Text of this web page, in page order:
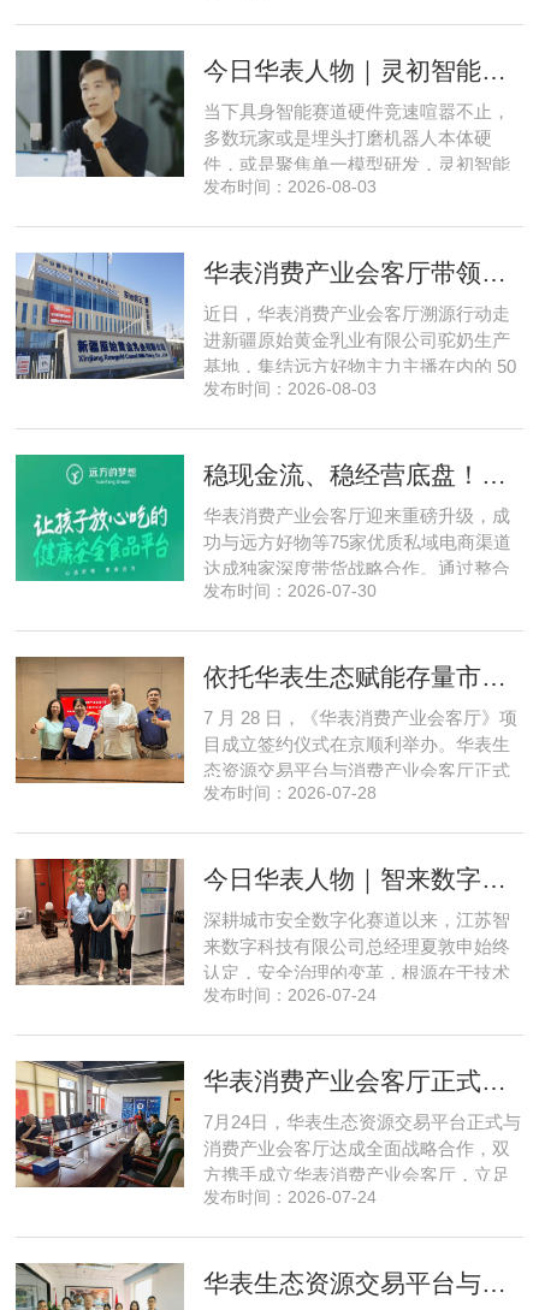
间盘活、私域变现、稳现金流搭建、试
现状，深度剖析行业双重发展困境
今日华表人物｜灵初智能CEO王启斌：押注千万级数据解锁具身智能质变
当下具身智能赛道硬件竞速喧嚣不止，
多数玩家或是埋头打磨机器人本体硬
件，或是聚焦单一模型研发，灵初智能
自创立之初便守住初心，以自研操作大
能创始人王启斌，拆解其从创立第一天
数据规模才是决定行业拐点的核心
发布时间：2026-08-03
近日，华表消费产业会客厅溯源行动走
进新疆原始黄金乳业有限公司驼奶生产
基地，集结远方好物主力主播在内的 50
位头部私域主播组团深入工厂一线实地
源同步联动，以沉浸式实景打卡、全流
式，全方位拆解新疆优质驼奶
发布时间：2026-08-03
华表消费产业会客厅迎来重磅升级，成
功与远方好物等75家优质私域电商渠道
达成独家深度带货战略合作。通过整合
全网顶尖私域资源，项目搭建起全国性
矩阵，核心竞争力与行业影响力实现跨
实体经济长效发展注入全新动能
发布时间：2026-07-30
依托华表生态赋能存量市场《华表消费产业会客厅》项目签约落地
7 月 28 日，《华表消费产业会客厅》项
目成立签约仪式在京顺利举办。华表生
态资源交易平台与消费产业会客厅正式
签署合作协议，标志着立足华表生态资
源交易平台董事长吴海花，消费产业会
资管理有限公司总经理孙燕南
发布时间：2026-07-28
今日华表人物｜智来数字总经理夏敦申：探寻城市风险 AI 防控创新之路
深耕城市安全数字化赛道以来，江苏智
来数字科技有限公司总经理夏敦申始终
认定，安全治理的变革，根源在于技术
模式的革新。在他看来，智慧消防不只
全从 “事后救火” 转向 “事前防患”。依靠
入，智来数字稳步搭建起面
发布时间：2026-07-24
华表消费产业会客厅正式成立！
7月24日，华表生态资源交易平台正式与
消费产业会客厅达成全面战略合作，双
方携手成立华表消费产业会客厅，立足
提振消费、激活内需的市场发展导向，
式，精准赋能物业公司、房地产开发公
发布时间：2026-07-24
华表生态资源交易平台与文兴盛世座谈共谋存量资产升级新路径